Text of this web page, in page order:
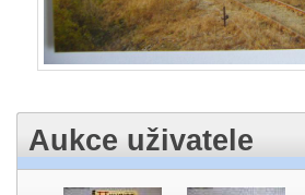
Aukce uživatele